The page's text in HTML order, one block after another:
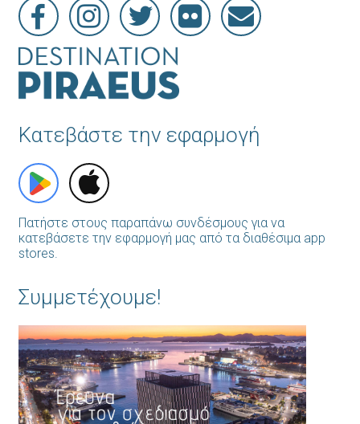
Κατεβάστε την εφαρμογή
Πατήστε στους παραπάνω συνδέσμους για να
κατεβάσετε την εφαρμογή μας από τα διαθέσιμα app
stores.
Συμμετέχουμε!